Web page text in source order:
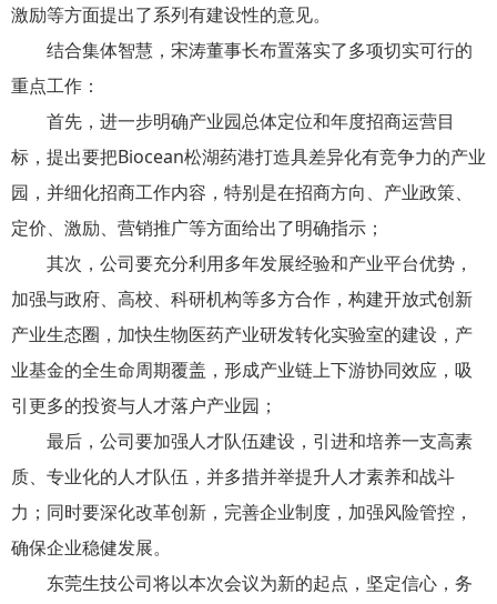
激励等方面提出了系列有建设性的意见。
结合集体智慧，宋涛董事长布置落实了多项切实可行的
重点工作：
首先，进一步明确产业园总体定位和年度招商运营目
标，提出要把Biocean松湖药港打造具差异化有竞争力的产业
园，并细化招商工作内容，特别是在招商方向、产业政策、
定价、激励、营销推广等方面给出了明确指示；
其次，公司要充分利用多年发展经验和产业平台优势，
加强与政府、高校、科研机构等多方合作，构建开放式创新
产业生态圈，加快生物医药产业研发转化实验室的建设，产
业基金的全生命周期覆盖，形成产业链上下游协同效应，吸
引更多的投资与人才落户产业园；
最后，公司要加强人才队伍建设，引进和培养一支高素
质、专业化的人才队伍，并多措并举提升人才素养和战斗
力；同时要深化改革创新，完善企业制度，加强风险管控，
确保企业稳健发展。
东莞生技公司将以本次会议为新的起点，坚定信心，务